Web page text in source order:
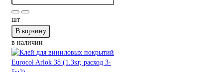
шт
В корзину
в наличии